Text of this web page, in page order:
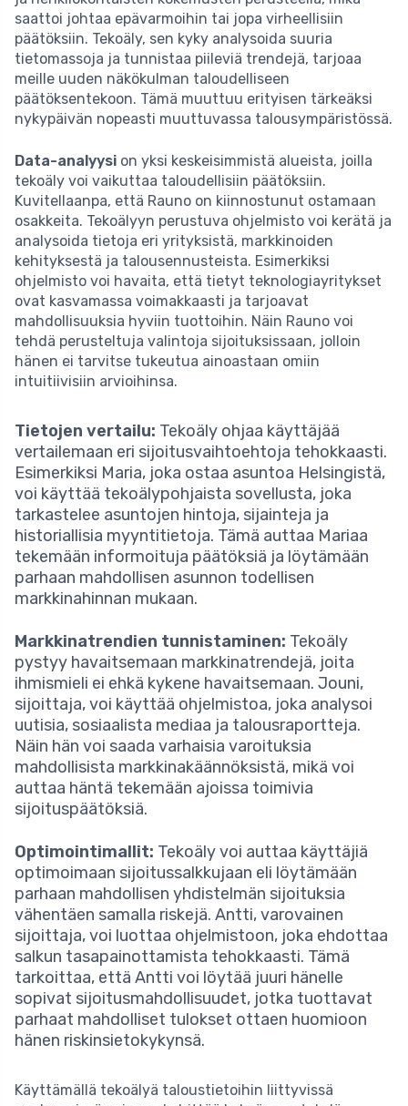
saattoi johtaa epävarmoihin tai jopa virheellisiin
päätöksiin. Tekoäly, sen kyky analysoida suuria
tietomassoja ja tunnistaa piileviä trendejä, tarjoaa
meille uuden näkökulman taloudelliseen
päätöksentekoon. Tämä muuttuu erityisen tärkeäksi
nykypäivän nopeasti muuttuvassa talousympäristössä.
Data-analyysi on yksi keskeisimmistä alueista, joilla
tekoäly voi vaikuttaa taloudellisiin päätöksiin.
Kuvitellaanpa, että Rauno on kiinnostunut ostamaan
osakkeita. Tekoälyyn perustuva ohjelmisto voi kerätä ja
analysoida tietoja eri yrityksistä, markkinoiden
kehityksestä ja talousennusteista. Esimerkiksi
ohjelmisto voi havaita, että tietyt teknologiayritykset
ovat kasvamassa voimakkaasti ja tarjoavat
mahdollisuuksia hyviin tuottoihin. Näin Rauno voi
tehdä perusteltuja valintoja sijoituksissaan, jolloin
hänen ei tarvitse tukeutua ainoastaan omiin
intuitiivisiin arvioihinsa.
Tietojen vertailu: Tekoäly ohjaa käyttäjää
vertailemaan eri sijoitusvaihtoehtoja tehokkaasti.
Esimerkiksi Maria, joka ostaa asuntoa Helsingistä,
voi käyttää tekoälypohjaista sovellusta, joka
tarkastelee asuntojen hintoja, sijainteja ja
historiallisia myyntitietoja. Tämä auttaa Mariaa
tekemään informoituja päätöksiä ja löytämään
parhaan mahdollisen asunnon todellisen
markkinahinnan mukaan.
Markkinatrendien tunnistaminen: Tekoäly
pystyy havaitsemaan markkinatrendejä, joita
ihmismieli ei ehkä kykene havaitsemaan. Jouni,
sijoittaja, voi käyttää ohjelmistoa, joka analysoi
uutisia, sosiaalista mediaa ja talousraportteja.
Näin hän voi saada varhaisia varoituksia
mahdollisista markkinakäännöksistä, mikä voi
auttaa häntä tekemään ajoissa toimivia
sijoituspäätöksiä.
Optimointimallit: Tekoäly voi auttaa käyttäjiä
optimoimaan sijoitussalkkujaan eli löytämään
parhaan mahdollisen yhdistelmän sijoituksia
vähentäen samalla riskejä. Antti, varovainen
sijoittaja, voi luottaa ohjelmistoon, joka ehdottaa
salkun tasapainottamista tehokkaasti. Tämä
tarkoittaa, että Antti voi löytää juuri hänelle
sopivat sijoitusmahdollisuudet, jotka tuottavat
parhaat mahdolliset tulokset ottaen huomioon
hänen riskinsietokykynsä.
Käyttämällä tekoälyä taloustietoihin liittyvissä